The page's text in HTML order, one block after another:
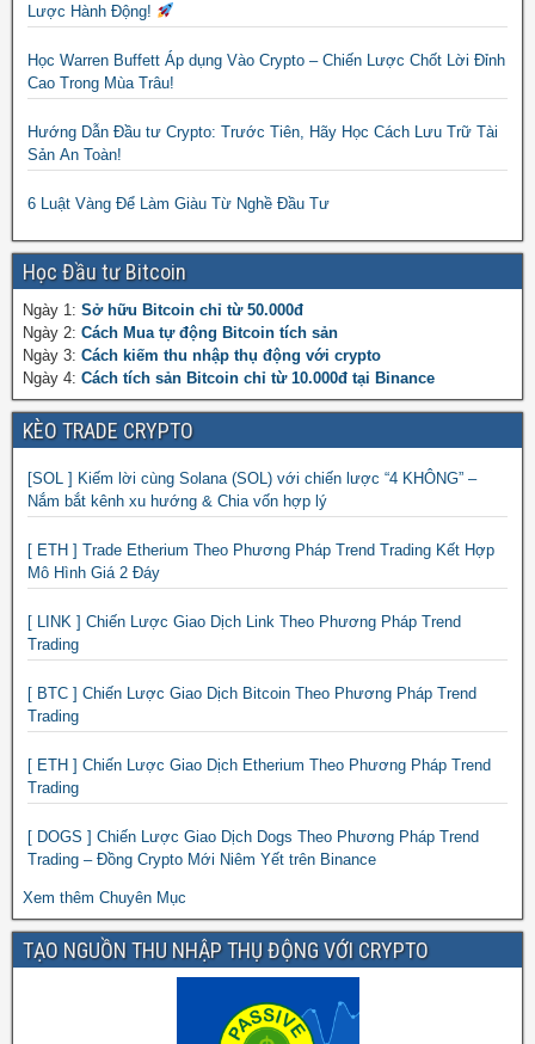
Lược Hành Động!
Học Warren Buffett Áp dụng Vào Crypto – Chiến Lược Chốt Lời Đỉnh
Cao Trong Mùa Trâu!
Hướng Dẫn Đầu tư Crypto: Trước Tiên, Hãy Học Cách Lưu Trữ Tài
Sản An Toàn!
6 Luật Vàng Để Làm Giàu Từ Nghề Đầu Tư
Học Đầu tư Bitcoin
Ngày 1: Sở hữu Bitcoin chỉ từ 50.000đ
Ngày 2: Cách Mua tự động Bitcoin tích sản
Ngày 3: Cách kiếm thu nhập thụ động với crypto
Ngày 4: Cách tích sản Bitcoin chỉ từ 10.000đ tại Binance
KÈO TRADE CRYPTO
[SOL ] Kiếm lời cùng Solana (SOL) với chiến lược “4 KHÔNG” –
Nắm bắt kênh xu hướng & Chia vốn hợp lý
[ ETH ] Trade Etherium Theo Phương Pháp Trend Trading Kết Hợp
Mô Hình Giá 2 Đáy
[ LINK ] Chiến Lược Giao Dịch Link Theo Phương Pháp Trend
Trading
[ BTC ] Chiến Lược Giao Dịch Bitcoin Theo Phương Pháp Trend
Trading
[ ETH ] Chiến Lược Giao Dịch Etherium Theo Phương Pháp Trend
Trading
[ DOGS ] Chiến Lược Giao Dịch Dogs Theo Phương Pháp Trend
Trading – Đồng Crypto Mới Niêm Yết trên Binance
Xem thêm Chuyên Mục
TẠO NGUỒN THU NHẬP THỤ ĐỘNG VỚI CRYPTO